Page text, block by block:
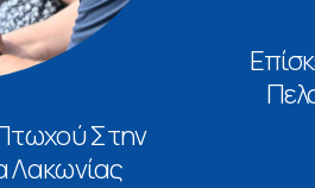
Στην
Λακωνίας